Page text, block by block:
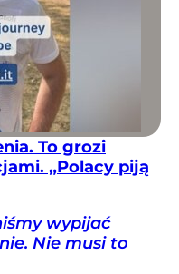
To grozi
„Polacy piją
wypijać
Nie musi to